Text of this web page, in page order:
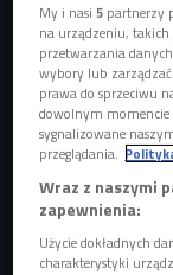
Ariana Grande Foto:
Oryginalne
roku i było
Grande. To
odchodzić od
kierując się w
i R&B. Album
kariery -"Into
My i nasi5 partnerzy
na urządzeniu,
przetwarzania
wybory lub
prawa do sprzeciwu
dowolnym
sygnalizowane
przeglądania.
Wraz z naszymi
zapewnienia:
Użycie dokładnych
charakterystyki